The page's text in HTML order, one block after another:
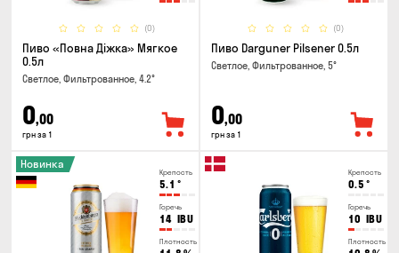
(0)
Пиво «Повна Діжка» Мягкое
0.5л
Светлое, Фильтрованное, 4.2°
0,00
грн за 1
(0)
Пиво Darguner Pilsener 0.5л
Светлое, Фильтрованное, 5°
0,00
грн за 1
Крепость
5.1 °
Горечь
14 IBU
Плотность
Новинка
Крепость
0.5 °
Горечь
10 IBU
Плотность